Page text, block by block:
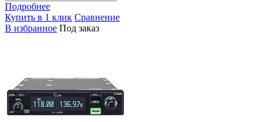
Подробнее
Купить в 1 клик Сравнение
В избранное Под заказ